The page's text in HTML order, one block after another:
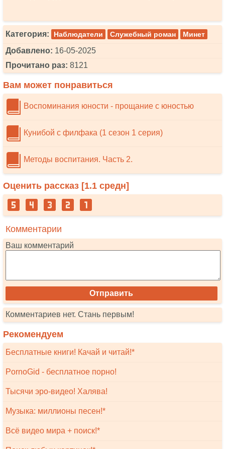
Категория: Наблюдатели Служебный роман Минет
Добавлено: 16-05-2025
Прочитано раз: 8121
Вам может понравиться
Воспоминания юности - прощание с юностью
Кунибой с филфака (1 сезон 1 серия)
Методы воспитания. Часть 2.
Оценить рассказ [1.1 средн]
Комментарии
Ваш комментарий
Комментариев нет. Стань первым!
Рекомендуем
Бесплатные книги! Качай и читай!*
PornoGid - бесплатное порно!
Тысячи эро-видео! Халява!
Музыка: миллионы песен!*
Всё видео мира + поиск!*